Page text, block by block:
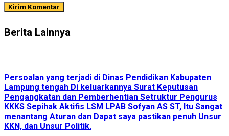
Berita Lainnya
Persoalan yang terjadi di Dinas Pendidikan Kabupaten
Lampung tengah Di keluarkannya Surat Keputusan
Pengangkatan dan Pemberhentian Setruktur Pengurus
KKKS Sepihak Aktifis LSM LPAB Sofyan AS ST, Itu Sangat
menantang Aturan dan Dapat saya pastikan penuh Unsur
KKN, dan Unsur Politik.